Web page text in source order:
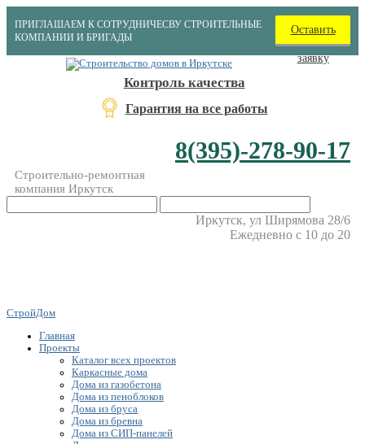
ПРИГЛАШАЕМ К СОТРУДНИЧЕСВУ СТРОИТЕЛЬНЫЕ
КОМПАНИИ И БРИГАДЫ
Оставить
заявку
Контроль качества
Гарантия на все работы
8(395)-278-90-17
Строительно-ремонтная
компания Иркутск
Иркутск, ул Ширямова 28/6
Ежедневно с 10 до 20
СтройДом
Главная
Проекты
Каталог всех проектов
Каркасные дома
Дома из газобетона
Дома из пеноблоков
Дома из бруса
Дома из бревна
Дома из СИП-панелей